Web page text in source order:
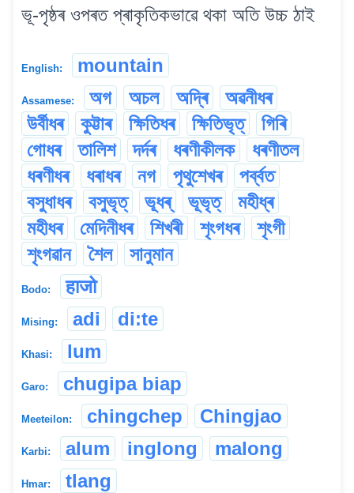
ভূ-পৃষ্ঠৰ ওপৰত প্ৰাকৃতিকভাৱে থকা অতি উচ্চ ঠাই
English: mountain
Assamese: অগ অচল অদ্ৰি
অৱনীধৰ
উৰ্বীধৰ
কুট্টাৰ ক্ষিতিধৰ ক্ষিতিভৃত্
গিৰি
গোধৰ
তালিশ দৰ্দৰ ধৰণীকীলক
ধৰণীতল
ধৰণীধৰ
ধৰাধৰ নগ পৃথুশেখৰ
পৰ্ব্বত
বসুধাধৰ
বসুভৃত্ ভূধৰ্ ভূভৃত্
মহীধ্ৰ
মহীধৰ
মেদিনীধৰ শিখৰী শৃংগধৰ
শৃংগী
শৃংগৱান
শৈল সানুমান
Bodo: हाजो
Mising: adi di:te
Khasi: lum
Garo: chugipa biap
Meeteilon: chingchep Chingjao
Karbi: alum inglong malong
Hmar: tlang